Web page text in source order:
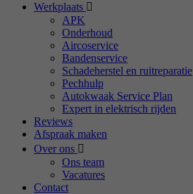
Werkplaats
APK
Onderhoud
Aircoservice
Bandenservice
Schadeherstel en ruitreparatie
Pechhulp
Autokwaak Service Plan
Expert in elektrisch rijden
Reviews
Afspraak maken
Over ons
Ons team
Vacatures
Contact